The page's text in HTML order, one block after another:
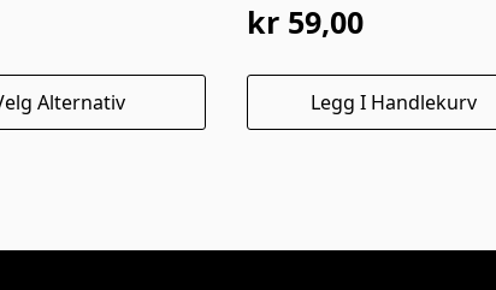
Alternativ
kr59,00
Legg I Handlekurv